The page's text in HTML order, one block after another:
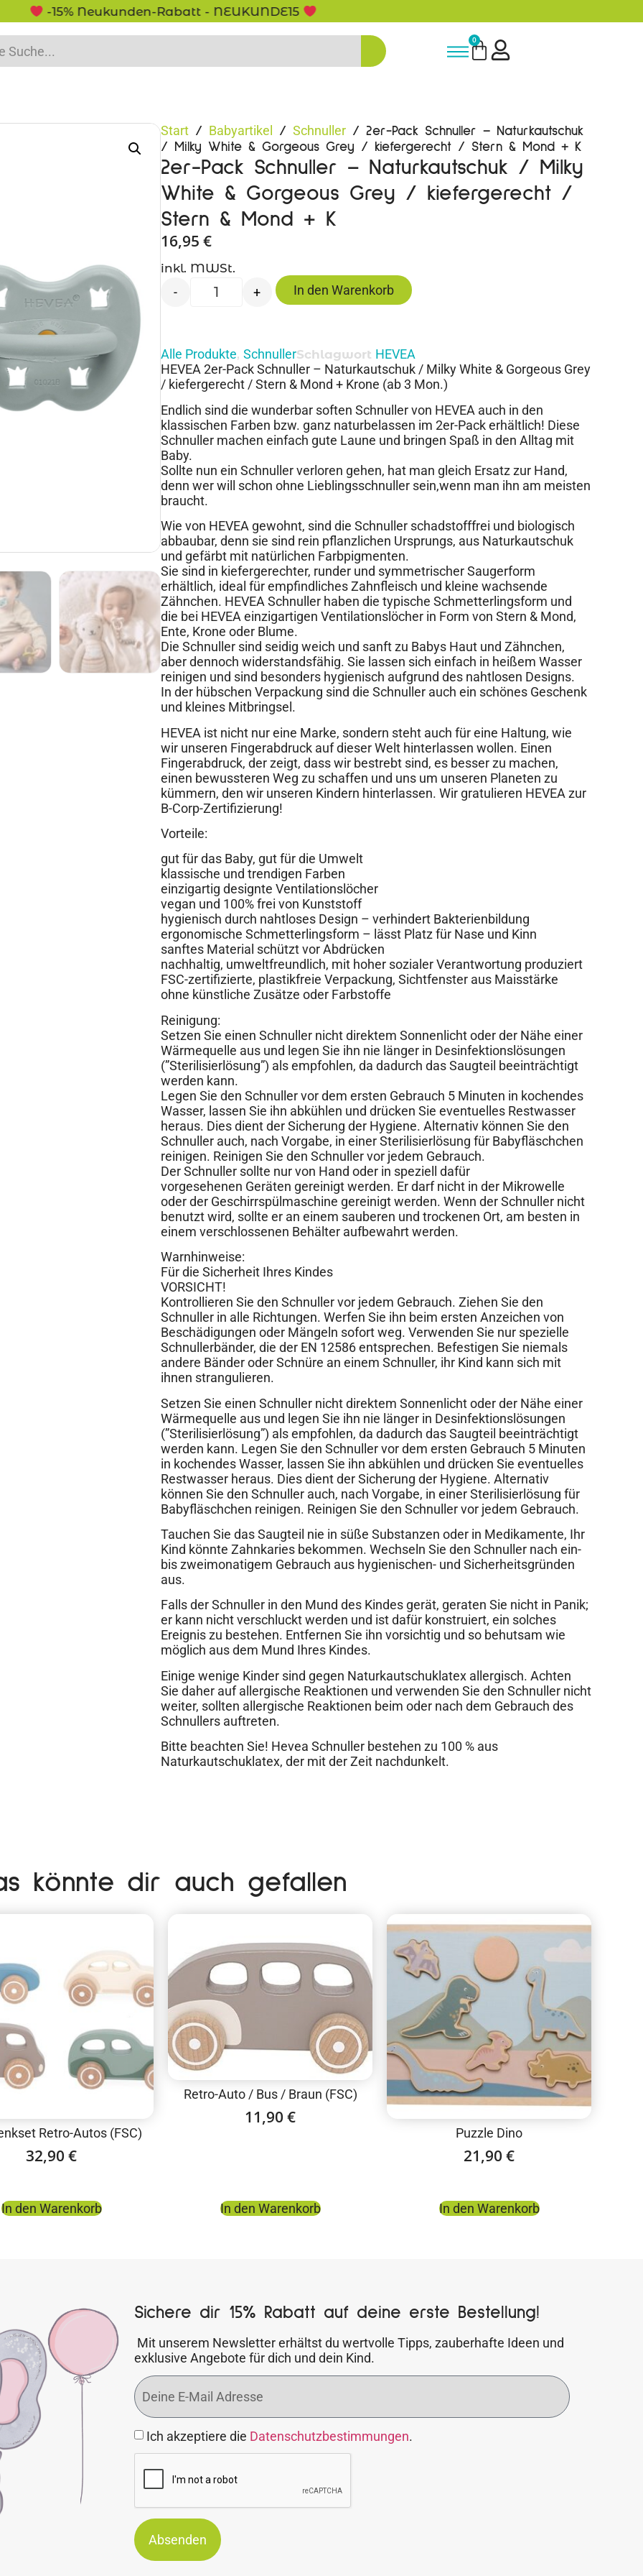
-15% Neukunden-Rabatt - NEUKUNDE15
0
Start / Babyartikel / Schnuller / 2er-Pack Schnuller – Naturkautschuk
/ Milky White & Gorgeous Grey / kiefergerecht / Stern & Mond + K
2er-Pack Schnuller – Naturkautschuk / Milky
White & Gorgeous Grey / kiefergerecht /
Stern & Mond + K
16,95 €
inkl. MWSt.
- + In den Warenkorb
Alle Produkte, SchnullerSchlagwort HEVEA
HEVEA 2er-Pack Schnuller – Naturkautschuk / Milky White & Gorgeous Grey
/ kiefergerecht / Stern & Mond + Krone (ab 3 Mon.)
Endlich sind die wunderbar soften Schnuller von HEVEA auch in den
klassischen Farben bzw. ganz naturbelassen im 2er-Pack erhältlich! Diese
Schnuller machen einfach gute Laune und bringen Spaß in den Alltag mit
Baby.
Sollte nun ein Schnuller verloren gehen, hat man gleich Ersatz zur Hand,
denn wer will schon ohne Lieblingsschnuller sein,wenn man ihn am meisten
braucht.
Wie von HEVEA gewohnt, sind die Schnuller schadstofffrei und biologisch
abbaubar, denn sie sind rein pflanzlichen Ursprungs, aus Naturkautschuk
und gefärbt mit natürlichen Farbpigmenten.
Sie sind in kiefergerechter, runder und symmetrischer Saugerform
erhältlich, ideal für empfindliches Zahnfleisch und kleine wachsende
Zähnchen. HEVEA Schnuller haben die typische Schmetterlingsform und
die bei HEVEA einzigartigen Ventilationslöcher in Form von Stern & Mond,
Ente, Krone oder Blume.
Die Schnuller sind seidig weich und sanft zu Babys Haut und Zähnchen,
aber dennoch widerstandsfähig. Sie lassen sich einfach in heißem Wasser
reinigen und sind besonders hygienisch aufgrund des nahtlosen Designs.
In der hübschen Verpackung sind die Schnuller auch ein schönes Geschenk
und kleines Mitbringsel.
HEVEA ist nicht nur eine Marke, sondern steht auch für eine Haltung, wie
wir unseren Fingerabdruck auf dieser Welt hinterlassen wollen. Einen
Fingerabdruck, der zeigt, dass wir bestrebt sind, es besser zu machen,
einen bewussteren Weg zu schaffen und uns um unseren Planeten zu
kümmern, den wir unseren Kindern hinterlassen. Wir gratulieren HEVEA zur
B-Corp-Zertifizierung!
Vorteile:
gut für das Baby, gut für die Umwelt
klassische und trendigen Farben
einzigartig designte Ventilationslöcher
vegan und 100% frei von Kunststoff
hygienisch durch nahtloses Design – verhindert Bakterienbildung
ergonomische Schmetterlingsform – lässt Platz für Nase und Kinn
sanftes Material schützt vor Abdrücken
nachhaltig, umweltfreundlich, mit hoher sozialer Verantwortung produziert
FSC-zertifizierte, plastikfreie Verpackung, Sichtfenster aus Maisstärke
ohne künstliche Zusätze oder Farbstoffe
Reinigung:
Setzen Sie einen Schnuller nicht direktem Sonnenlicht oder der Nähe einer
Wärmequelle aus und legen Sie ihn nie länger in Desinfektionslösungen
(”Sterilisierlösung”) als empfohlen, da dadurch das Saugteil beeinträchtigt
werden kann.
Legen Sie den Schnuller vor dem ersten Gebrauch 5 Minuten in kochendes
Wasser, lassen Sie ihn abkühlen und drücken Sie eventuelles Restwasser
heraus. Dies dient der Sicherung der Hygiene. Alternativ können Sie den
Schnuller auch, nach Vorgabe, in einer Sterilisierlösung für Babyfläschchen
reinigen. Reinigen Sie den Schnuller vor jedem Gebrauch.
Der Schnuller sollte nur von Hand oder in speziell dafür
vorgesehenen Geräten gereinigt werden. Er darf nicht in der Mikrowelle
oder der Geschirrspülmaschine gereinigt werden. Wenn der Schnuller nicht
benutzt wird, sollte er an einem sauberen und trockenen Ort, am besten in
einem verschlossenen Behälter aufbewahrt werden.
Warnhinweise:
Für die Sicherheit Ihres Kindes
VORSICHT!
Kontrollieren Sie den Schnuller vor jedem Gebrauch. Ziehen Sie den
Schnuller in alle Richtungen. Werfen Sie ihn beim ersten Anzeichen von
Beschädigungen oder Mängeln sofort weg. Verwenden Sie nur spezielle
Schnullerbänder, die der EN 12586 entsprechen. Befestigen Sie niemals
andere Bänder oder Schnüre an einem Schnuller, ihr Kind kann sich mit
ihnen strangulieren.
Setzen Sie einen Schnuller nicht direktem Sonnenlicht oder der Nähe einer
Wärmequelle aus und legen Sie ihn nie länger in Desinfektionslösungen
(”Sterilisierlösung”) als empfohlen, da dadurch das Saugteil beeinträchtigt
werden kann. Legen Sie den Schnuller vor dem ersten Gebrauch 5 Minuten
in kochendes Wasser, lassen Sie ihn abkühlen und drücken Sie eventuelles
Restwasser heraus. Dies dient der Sicherung der Hygiene. Alternativ
können Sie den Schnuller auch, nach Vorgabe, in einer Sterilisierlösung für
Babyfläschchen reinigen. Reinigen Sie den Schnuller vor jedem Gebrauch.
Tauchen Sie das Saugteil nie in süße Substanzen oder in Medikamente, Ihr
Kind könnte Zahnkaries bekommen. Wechseln Sie den Schnuller nach ein-
bis zweimonatigem Gebrauch aus hygienischen- und Sicherheitsgründen
aus.
Falls der Schnuller in den Mund des Kindes gerät, geraten Sie nicht in Panik;
er kann nicht verschluckt werden und ist dafür konstruiert, ein solches
Ereignis zu bestehen. Entfernen Sie ihn vorsichtig und so behutsam wie
möglich aus dem Mund Ihres Kindes.
Einige wenige Kinder sind gegen Naturkautschuklatex allergisch. Achten
Sie daher auf allergische Reaktionen und verwenden Sie den Schnuller nicht
weiter, sollten allergische Reaktionen beim oder nach dem Gebrauch des
Schnullers auftreten.
Bitte beachten Sie! Hevea Schnuller bestehen zu 100 % aus
Naturkautschuklatex, der mit der Zeit nachdunkelt.
könnte dir auch gefallen
Retro-Autos (FSC)
32,90 €
In den Warenkorb
Retro-Auto / Bus / Braun (FSC)
11,90 €
In den Warenkorb
Puzzle Dino
21,90 €
In den Warenkorb
Sichere dir 15% Rabatt auf deine erste Bestellung!
Mit unserem Newsletter erhältst du wertvolle Tipps, zauberhafte Ideen und
exklusive Angebote für dich und dein Kind.
Ich akzeptiere die Datenschutzbestimmungen.
Absenden